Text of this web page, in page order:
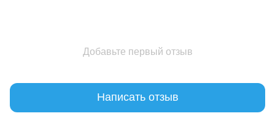
Добавьте первый отзыв
Написать отзыв